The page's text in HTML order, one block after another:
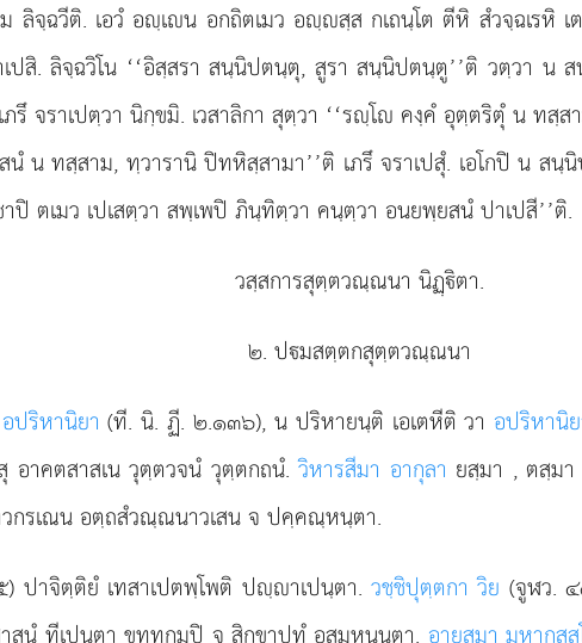
ม ลิจฺฉวีติ. เอวํ อฺเน อกถิตเมว อฺสฺส กเถนฺโต ตีหิ สํวจฺฉเร
ปสิ. ลิจฺฉวิโน ‘‘อิสฺสรา สนฺนิปตนฺตุ, สูรา สนฺนิปตนฺตู’’ติ วตฺวา น
จราเปตฺวา นิกฺขมิ. เวสาลิกา สุตฺวา ‘‘รฺโ คงฺคํ อุตฺตริตุํ น ทสฺสา
น ทสฺสาม, ทฺวารานิ ปิทหิสฺสามา’’ติ เภรึ จราเปสุํ. เอโกปิ น ส
ปิ ตเมว เปเสตฺวา สพฺเพปิ ภินฺทิตฺวา คนฺตฺวา อนยพฺยสนํ ปาเปสี’’ติ.
วสฺสการสุตฺตวณฺณนา นิฏฺิตา.
๒. ปมสตฺตกสุตฺตวณฺณนา
อปริหานิยา (ที. นิ. ฏี. ๒.๑๓๖), น ปริหายนฺติ เอเตหีติ วา อปริหานิ
อาคตสาสเน วุตฺตวจนํ วุตฺตกถนํ.วิหารสีมา อากุลา ยสฺมา , ตสฺมา
กรเณน อตฺถสํวณฺณนาวเสน จ ปคฺคณฺหนฺตา.
ปาจิตฺติยํ เทสาเปตพฺโพติ ปฺาเปนฺตา.วชฺชิปุตฺตกา วิย (จูฬว.
สนํ ทีเปนฺตา ขุทฺทกมฺปิ จ สิกฺขาปทํ อสมูหนนฺตา. อายสฺมา มหากสฺ